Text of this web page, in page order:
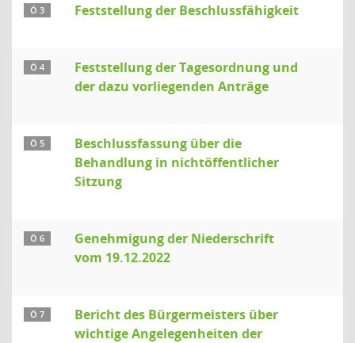
Ö 3 Feststellung der Beschlussfähigkeit
Ö 4
Feststellung der Tagesordnung und
der dazu vorliegenden Anträge
Ö 5
Beschlussfassung über die
Behandlung in nichtöffentlicher
Sitzung
Ö 6
Genehmigung der Niederschrift
vom 19.12.2022
Ö 7
Bericht des Bürgermeisters über
wichtige Angelegenheiten der